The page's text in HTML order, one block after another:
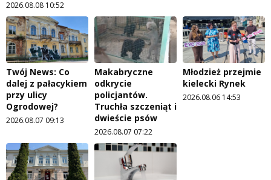
2026.08.08 10:52
Twój News: Co
dalej z pałacykiem
przy ulicy
Ogrodowej?
2026.08.07 09:13
Makabryczne
odkrycie
policjantów.
Truchła szczeniąt i
dwieście psów
2026.08.07 07:22
Młodzież przejmie
kielecki Rynek
2026.08.06 14:53